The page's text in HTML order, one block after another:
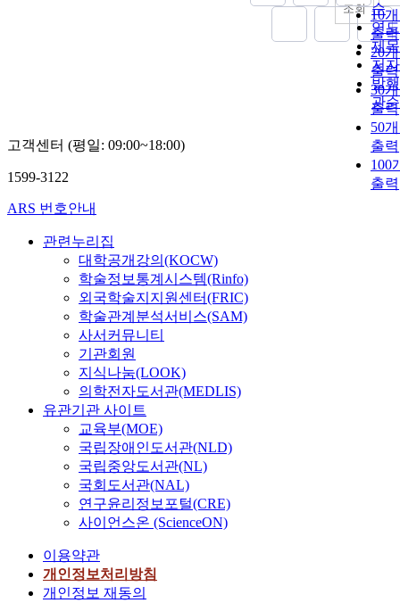
순
연
제
저
발
관순
10
출력
20
출력
30
출력
50
출력
100
출력
조회
고객센터 (평일: 09:00~18:00)
1599-3122
ARS 번호안내
관련누리집
대학공개강의(KOCW)
학술정보통계시스템(Rinfo)
외국학술지지원센터(FRIC)
학술관계분석서비스(SAM)
사서커뮤니티
기관회원
지식나눔(LOOK)
의학전자도서관(MEDLIS)
유관기관 사이트
교육부(MOE)
국립장애인도서관(NLD)
국립중앙도서관(NL)
국회도서관(NAL)
연구윤리정보포털(CRE)
사이언스온 (ScienceON)
이용약관
개인정보처리방침
개인정보 재동의